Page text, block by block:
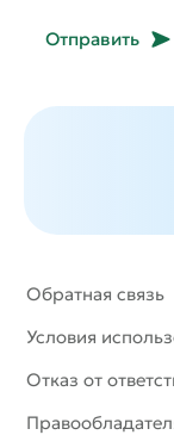
Отправить
Обратная связь
Условия
Отказ от